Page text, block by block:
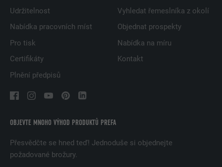
OBJEVTE MNOHO VÝHOD PRODUKTŮ PREFA
Přesvědčte se hned teď! Jednoduše si objednejte
požadované brožury.
Udržitelnost
Nabídka pracovních míst
Pro tisk
Certifikáty
Plnění předpisů
Vyhledat řemeslníka z okolí
Objednat prospekty
Nabídka na míru
Kontakt